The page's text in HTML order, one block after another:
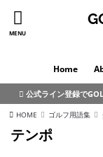
MENU
Home
公式ライン登録で
HOME ゴルフ用語集
テンポ